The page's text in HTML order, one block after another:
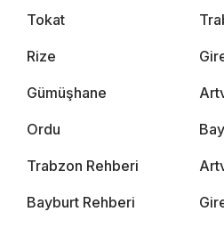
Tokat
Rize
Gümüşhane
Ordu
Trabzon Rehberi
Bayburt Rehberi